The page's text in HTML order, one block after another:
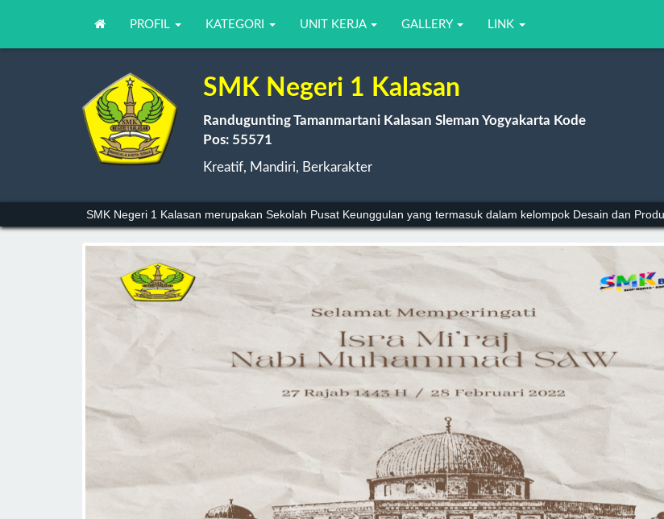
PROFIL KATEGORI UNIT KERJA GALLERY LINK
SMK Negeri 1 Kalasan
Randugunting Tamanmartani Kalasan Sleman Yogyakarta Kode
Pos: 55571
Kreatif, Mandiri, Berkarakter
Selamat Datang di website SMK Negeri 1 Kalasan.---Admin---
SMK Negeri 1 Kalasan merupakan Sekolah Pusat Keunggulan yang termasuk dalam kelompok Desain dan